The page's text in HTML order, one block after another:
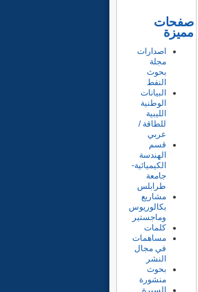
صفحات
مميزة
اصدارات
مجلة
بحوث
النفط
البيانات
الوطنية
الليبية
للطاقة /
عربي
قسم
الهندسة
الكيميائية-
جامعة
طرابلس
مشاريع
بكالوريوس
وماجستير
كلمات
مساهمات
في مجال
النشر
بحوث
منشورة
السيرة